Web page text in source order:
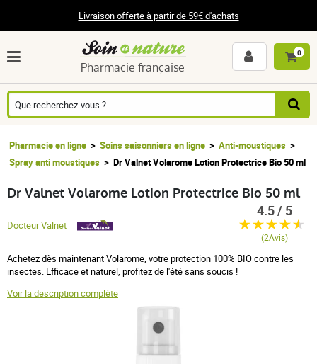
Livraison offerte à partir de 59€ d'achats
Pharmacie française
0
Pharmacie en ligne Soins saisonniers en ligne
Anti-moustiques
Spray anti moustiques
Dr Valnet Volarome Lotion Protectrice Bio 50 ml
Dr Valnet Volarome Lotion Protectrice Bio 50 ml
Docteur Valnet
Achetez dès maintenant Volarome, votre protection 100% BIO contre les
insectes. Efficace et naturel, profitez de l'été sans soucis !
Voir la description complète
4.5 / 5
(2Avis)